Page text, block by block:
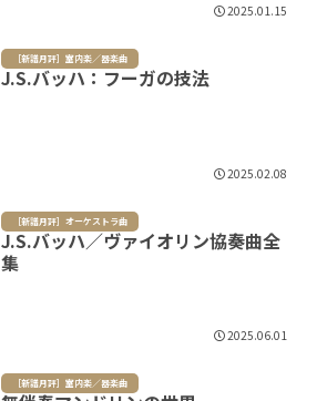
2025.01.15
［新譜月評］室内楽／器楽曲
J.S.バッハ：フーガの技法
2025.02.08
［新譜月評］オーケストラ曲
J.S.バッハ／ヴァイオリン協奏曲全
集
2025.06.01
［新譜月評］室内楽／器楽曲